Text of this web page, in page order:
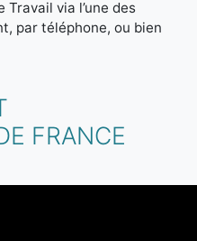
via l’une des
par téléphone, ou bien
FRANCE